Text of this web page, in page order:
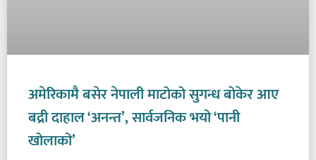
अमेरिकामै बसेर नेपाली माटोको सुगन्ध बोकेर आए
बद्री दाहाल ‘अनन्त’, सार्वजनिक भयो ‘पानी
खोलाको’